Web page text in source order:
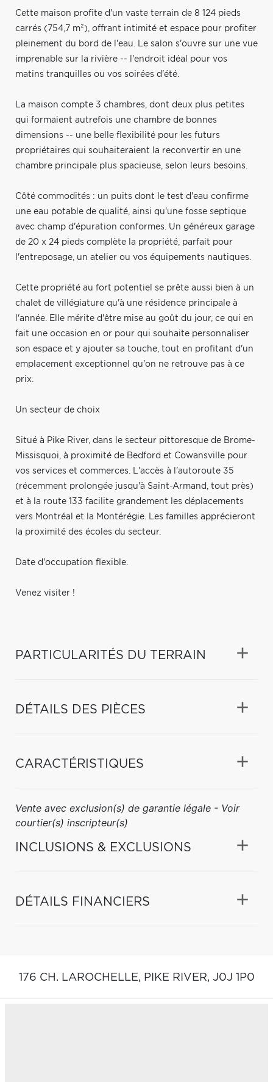
Cette maison profite d'un vaste terrain de 8 124 pieds
carrés (754,7 m²), offrant intimité et espace pour profiter
pleinement du bord de l'eau. Le salon s'ouvre sur une vue
imprenable sur la rivière -- l'endroit idéal pour vos
matins tranquilles ou vos soirées d'été.
La maison compte 3 chambres, dont deux plus petites
qui formaient autrefois une chambre de bonnes
dimensions -- une belle flexibilité pour les futurs
propriétaires qui souhaiteraient la reconvertir en une
chambre principale plus spacieuse, selon leurs besoins.
Côté commodités : un puits dont le test d'eau confirme
une eau potable de qualité, ainsi qu'une fosse septique
avec champ d'épuration conformes. Un généreux garage
de 20 x 24 pieds complète la propriété, parfait pour
l'entreposage, un atelier ou vos équipements nautiques.
Cette propriété au fort potentiel se prête aussi bien à un
chalet de villégiature qu'à une résidence principale à
l'année. Elle mérite d'être mise au goût du jour, ce qui en
fait une occasion en or pour qui souhaite personnaliser
son espace et y ajouter sa touche, tout en profitant d'un
emplacement exceptionnel qu'on ne retrouve pas à ce
prix.
Un secteur de choix
Situé à Pike River, dans le secteur pittoresque de Brome-
Missisquoi, à proximité de Bedford et Cowansville pour
vos services et commerces. L'accès à l'autoroute 35
(récemment prolongée jusqu'à Saint-Armand, tout près)
et à la route 133 facilite grandement les déplacements
vers Montréal et la Montérégie. Les familles apprécieront
la proximité des écoles du secteur.
Date d'occupation flexible.
Venez visiter !
PARTICULARITÉS DU TERRAIN
DÉTAILS DES PIÈCES
CARACTÉRISTIQUES
Vente avec exclusion(s) de garantie légale - Voir
courtier(s) inscripteur(s)
INCLUSIONS & EXCLUSIONS
DÉTAILS FINANCIERS
176 CH. LAROCHELLE, PIKE RIVER, J0J 1P0